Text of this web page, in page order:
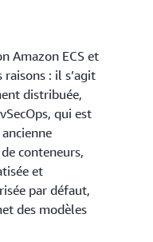
Amazon ECS et
: il s’agit
distribuée,
qui est
conteneurs,
et
par défaut,
des modèles